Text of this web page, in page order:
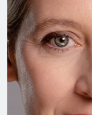
Des Russischen
Drohnenangriffs